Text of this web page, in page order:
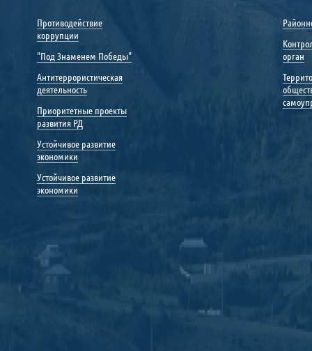
Противодействие
коррупции
"Под Знаменем Победы"
Антитеррористическая
деятельность
Приоритетные проекты
развития РД
Устойчивое развитие
экономики
Устойчивое развитие
экономики
орган